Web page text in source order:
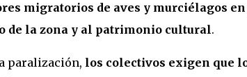
migratorios de aves y murciélagos
de la zona y al patrimonio cultural.
paralización, los colectivos exigen que